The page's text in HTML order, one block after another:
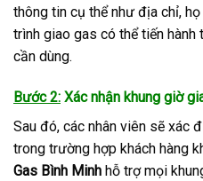
thông tin cụ thể như địa chỉ,
trình giao gas có thể tiến
cần dùng.
Bước 2: Xác nhận khung giờ
Sau đó, các nhân viên sẽ xác
trong trường hợp khách hàng
Gas Bình Minh hỗ trợ mọi